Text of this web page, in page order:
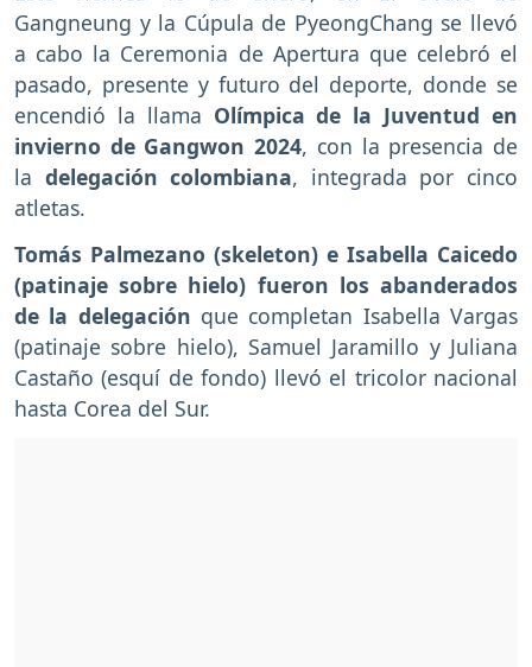
Gangneung y la Cúpula de PyeongChang se llevó
a cabo la Ceremonia de Apertura que celebró el
pasado, presente y futuro del deporte, donde se
encendió la llama Olímpica de la Juventud en
invierno de Gangwon 2024, con la presencia de
la delegación colombiana, integrada por cinco
atletas.
Tomás Palmezano (skeleton) e Isabella Caicedo
(patinaje sobre hielo) fueron los abanderados
de la delegación que completan Isabella Vargas
(patinaje sobre hielo), Samuel Jaramillo y Juliana
Castaño (esquí de fondo) llevó el tricolor nacional
hasta Corea del Sur.